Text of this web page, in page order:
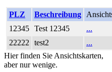
PLZ Beschreibung
12345 Test 12345 ...
22222
test2 ...
Hier finden Sie Ansichtskarten,
aber nur wenige.